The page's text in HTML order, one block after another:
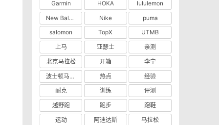
Garmin
HOKA
lululemon
New Balance
Nike
puma
salomon
TopX
UTMB
上马
亚瑟士
亲测
北京马拉松
开箱
李宁
波士顿马拉松
热点
经验
耐克
训练
评测
越野跑
跑步
跑鞋
运动
阿迪达斯 马拉松